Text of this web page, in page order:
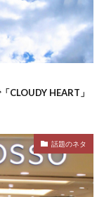
CLOUDY HEART」
話題のネタ